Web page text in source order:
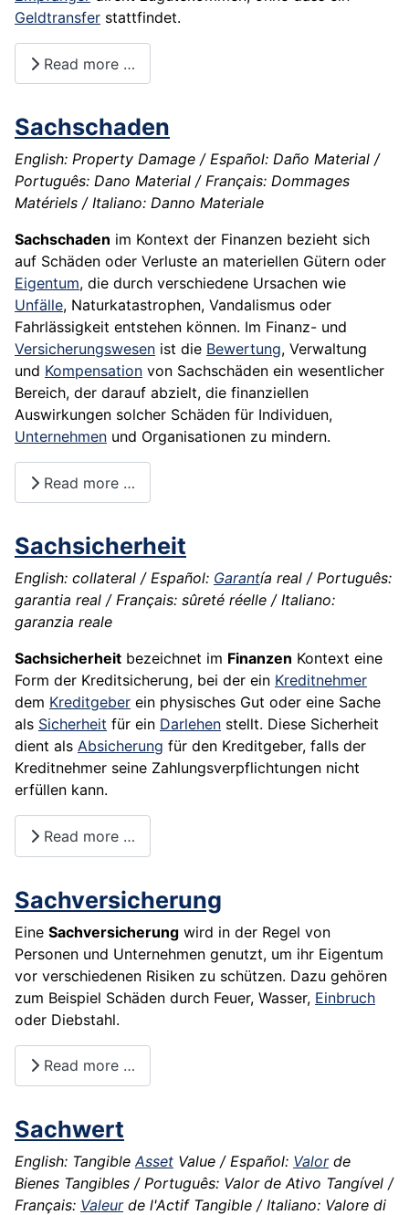
Geldtransfer stattfindet.
Read more …
Sachschaden
English: Property Damage / Español: Daño Material /
Português: Dano Material / Français: Dommages
Matériels / Italiano: Danno Materiale
Sachschaden im Kontext der Finanzen bezieht sich
auf Schäden oder Verluste an materiellen Gütern oder
Eigentum, die durch verschiedene Ursachen wie
Unfälle, Naturkatastrophen, Vandalismus oder
Fahrlässigkeit entstehen können. Im Finanz- und
Versicherungswesen ist die Bewertung, Verwaltung
und Kompensation von Sachschäden ein wesentlicher
Bereich, der darauf abzielt, die finanziellen
Auswirkungen solcher Schäden für Individuen,
Unternehmen und Organisationen zu mindern.
Read more …
Sachsicherheit
English: collateral / Español: Garantía real / Português:
garantia real / Français: sûreté réelle / Italiano:
garanzia reale
Sachsicherheit bezeichnet im Finanzen Kontext eine
Form der Kreditsicherung, bei der ein Kreditnehmer
dem Kreditgeber ein physisches Gut oder eine Sache
als Sicherheit für ein Darlehen stellt. Diese Sicherheit
dient als Absicherung für den Kreditgeber, falls der
Kreditnehmer seine Zahlungsverpflichtungen nicht
erfüllen kann.
Read more …
Sachversicherung
Eine Sachversicherung wird in der Regel von
Personen und Unternehmen genutzt, um ihr Eigentum
vor verschiedenen Risiken zu schützen. Dazu gehören
zum Beispiel Schäden durch Feuer, Wasser, Einbruch
oder Diebstahl.
Read more …
Sachwert
English: Tangible Asset Value / Español: Valorde
Bienes Tangibles / Português: Valor de Ativo Tangível /
Français: Valeurde l'Actif Tangible / Italiano: Valore di